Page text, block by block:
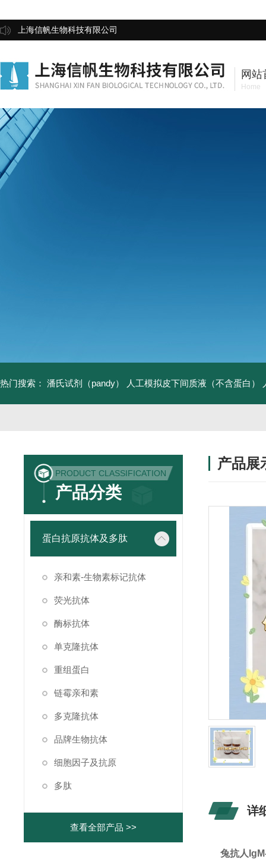
上海信帆生物科技有限公司
网站
Home
热门搜索： 潘氏试剂（pandy） 人工模拟皮下间质液（不含蛋白）
PRODUCT CLASSIFICATION
产品分类
蛋白抗原抗体及多肽
亲和素-生物素标记抗体
荧光抗体
酶标抗体
单克隆抗体
重组蛋白
链霉亲和素
多克隆抗体
品牌生物抗体
细胞因子及抗原
多肽
查看全部产品 >>
产品展
详
兔抗人